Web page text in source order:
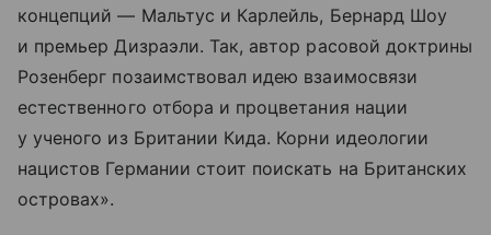
концепций — Мальтус и Карлейль, Бернард Шоу
и премьер Дизраэли. Так, автор расовой доктрины
Розенберг позаимствовал идею взаимосвязи
естественного отбора и процветания нации
у ученого из Британии Кида. Корни идеологии
нацистов Германии стоит поискать на Британских
островах».